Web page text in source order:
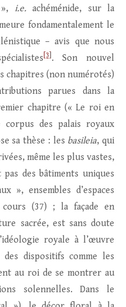
i.e.achéménide, sur la
fondamentalement le
– avis que nous
[3] . Son nouvel
chapitres (non numérotés)
parues dans la
chapitre (« Le roi en
des palais royaux
sa thèse : les basileia, qui
même les plus vastes,
des bâtiments uniques
», ensembles d’espaces
(37) ; la façade en
sacrée, est sans doute
royale à l’œuvre
dispositifs comme les
au roi de se montrer au
solennelles. Dans le